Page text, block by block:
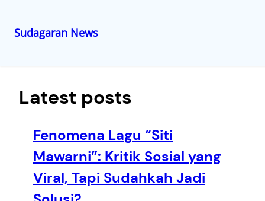
Sudagaran News
Latest posts
Fenomena Lagu “Siti
Mawarni”: Kritik Sosial yang
Viral, Tapi Sudahkah Jadi